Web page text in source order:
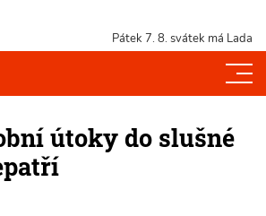
Pátek 7. 8. svátek má Lada
útoky do slušné